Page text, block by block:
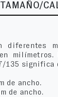
diferentes
milímetros.
135 significa
de ancho.
de ancho.